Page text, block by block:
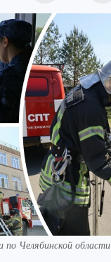
Челябинской области